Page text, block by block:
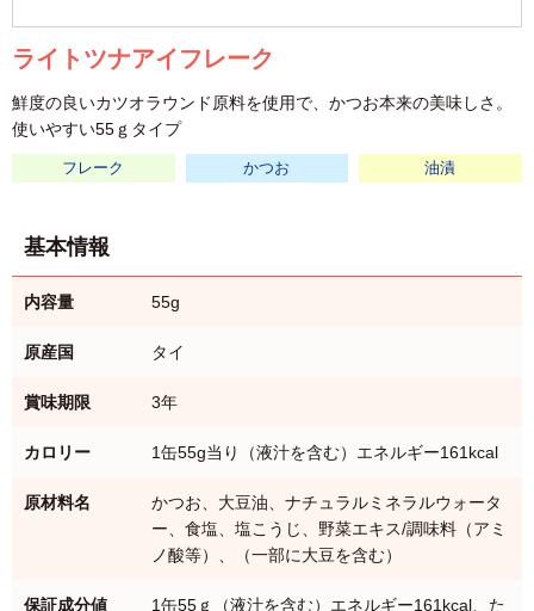
ライトツナアイフレーク
鮮度の良いカツオラウンド原料を使用で、かつお本来の美味しさ。
使いやすい55ｇタイプ
フレーク かつお 油漬
基本情報
内容量 55g
原産国 タイ
賞味期限 3年
カロリー 1缶55g当り（液汁を含む）エネルギー161kcal
原材料名
かつお、大豆油、ナチュラルミネラルウォータ
ー、食塩、塩こうじ、野菜エキス/調味料（アミ
ノ酸等）、（一部に大豆を含む）
保証成分値
1缶55ｇ（液汁を含む）エネルギー161kcal、た